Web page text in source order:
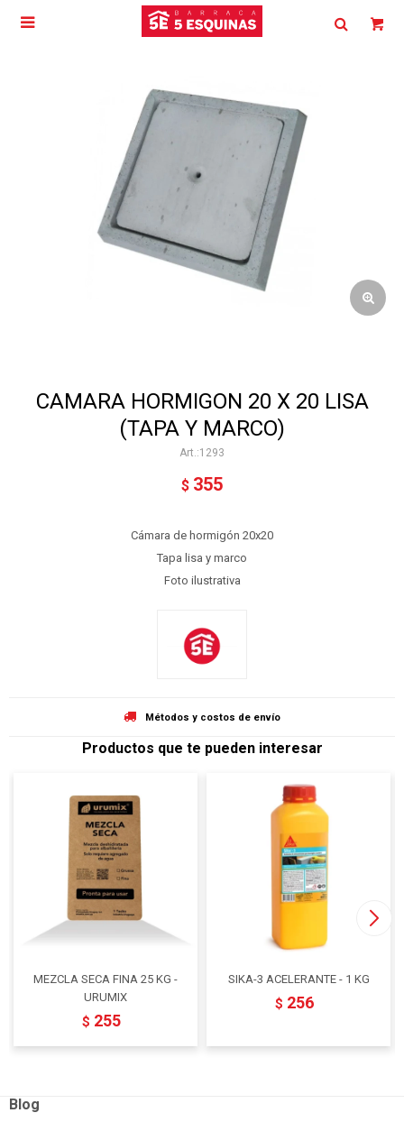

CAMARA HORMIGON 20 X 20 LISA
(TAPA Y MARCO)
1293
$ 355
Cámara de hormigón 20x20
Tapa lisa y marco
Foto ilustrativa
Métodos y costos de envío
Productos que te pueden interesar
MEZCLA SECA FINA 25 KG -
URUMIX
$ 255
SIKA-3 ACELERANTE - 1 KG
$ 256
Blog